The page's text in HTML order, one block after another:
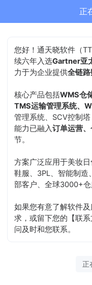
正
您好！通天晓软件（
续六年入选Gartner亚
力于为企业提供全链路
核心产品包括WMS仓
TMS运输管理系统、
管理系统、SCV控制
能力已融入订单运营
节。
方案广泛应用于美妆日
鞋服、3PL、智能制
部客户、全球3000+仓
如果您有意了解软件
求，或留下您的【联
问及时和您联系。
正